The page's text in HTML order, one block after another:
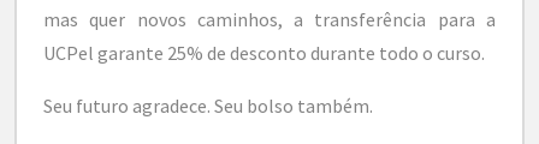
mas quer novos caminhos, a transferência para a
UCPel garante 25% de desconto durante todo o curso.
Seu futuro agradece. Seu bolso também.